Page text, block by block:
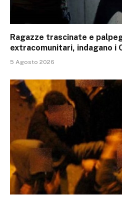
Ragazze trascinate e
extracomunitari, indagano i
5 Agosto 2026